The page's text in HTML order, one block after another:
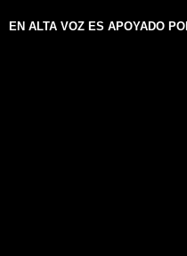
EN ALTA VOZ ES APOYADO